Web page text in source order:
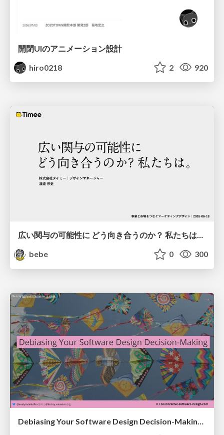
開閉UIのアニメーション設計
hiro0218
2 920
広い関与の可能性に どう向き合うのか？ 私たちは。｜Timee MarketingDesign 2026-06-18
bebe
0 300
Debiasing Your Software Design Decision-Making @ Flowcon '26